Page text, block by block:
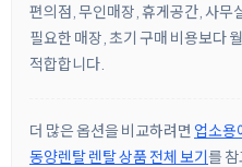
편의점, 무인매장, 휴게공간, 사무
필요한 매장, 초기 구매 비용보다
적합합니다.
더 많은 옵션을 비교하려면 업소용
동양렌탈 렌탈 상품 전체 보기를 참